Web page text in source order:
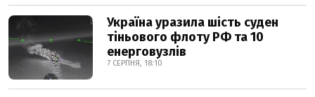
Україна уразила шість суден
тіньового флоту РФ та 10
енерговузлів
7 СЕРПНЯ, 18:10